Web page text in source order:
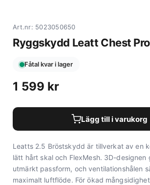
Art.nr: 5023050650
Ryggskydd Leatt Chest
Fåtal kvar i lager
1 599 kr
Lägg till i varukorg
Leatts 2.5 Bröstskydd är tillverkat av en
lätt hårt skal och FlexMesh. 3D-designen
utmärkt passform, och ventilationshålen
maximalt luftflöde. För ökad